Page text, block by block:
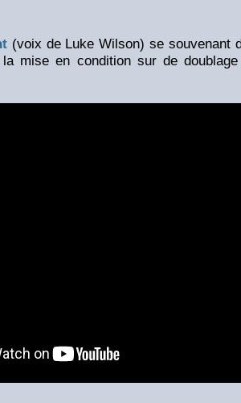
(voix de Luke Wilson) se souvenant
mise en condition sur de